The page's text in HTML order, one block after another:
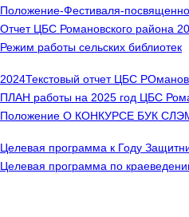
Положение-Фестиваля-
Отчет ЦБС Романовского района
Режим работы сельских библиотек
2024Текстовый отчет ЦБС
ПЛАН работы на 2025 год ЦБС
Положение О КОНКУРСЕ БУК
Целевая программа к Году
Целевая программа по